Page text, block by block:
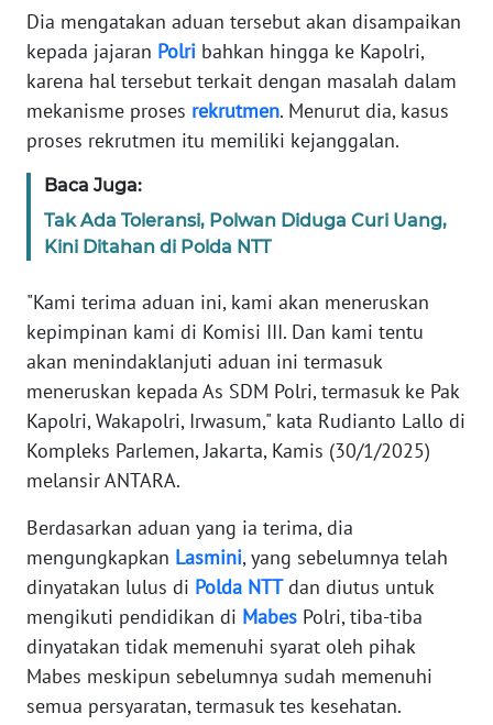
Dia mengatakan aduan tersebut akan disampaikan
kepada jajaran Polri bahkan hingga ke Kapolri,
karena hal tersebut terkait dengan masalah dalam
mekanisme proses rekrutmen. Menurut dia, kasus
proses rekrutmen itu memiliki kejanggalan.
Baca Juga:
Tak Ada Toleransi, Polwan Diduga Curi Uang,
Kini Ditahan di Polda NTT
"Kami terima aduan ini, kami akan meneruskan
kepimpinan kami di Komisi III. Dan kami tentu
akan menindaklanjuti aduan ini termasuk
meneruskan kepada As SDM Polri, termasuk ke Pak
Kapolri, Wakapolri, Irwasum," kata Rudianto Lallo di
Kompleks Parlemen, Jakarta, Kamis (30/1/2025)
melansir ANTARA.
Berdasarkan aduan yang ia terima, dia
mengungkapkan Lasmini, yang sebelumnya telah
dinyatakan lulus di Polda NTTdan diutus untuk
mengikuti pendidikan di Mabes Polri, tiba-tiba
dinyatakan tidak memenuhi syarat oleh pihak
Mabes meskipun sebelumnya sudah memenuhi
semua persyaratan, termasuk tes kesehatan.
KAMI
INFO
IKLAN
TENTANG
KAMI
PEDOMAN
MEDIA
REDAKSI
KARIR
DISCLAIMER
News
Regional
WN
SUMUT
JAKARTA